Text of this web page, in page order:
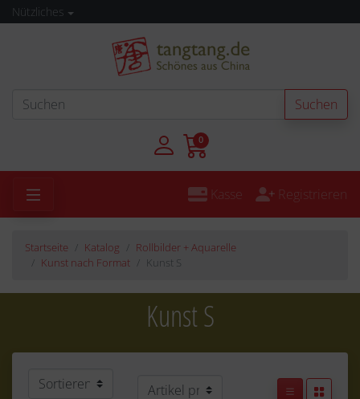
Nützliches
Suchen
0
Kasse Registrieren
Startseite Katalog
Rollbilder + Aquarelle
Kunst nach Format
Kunst S
Kunst S